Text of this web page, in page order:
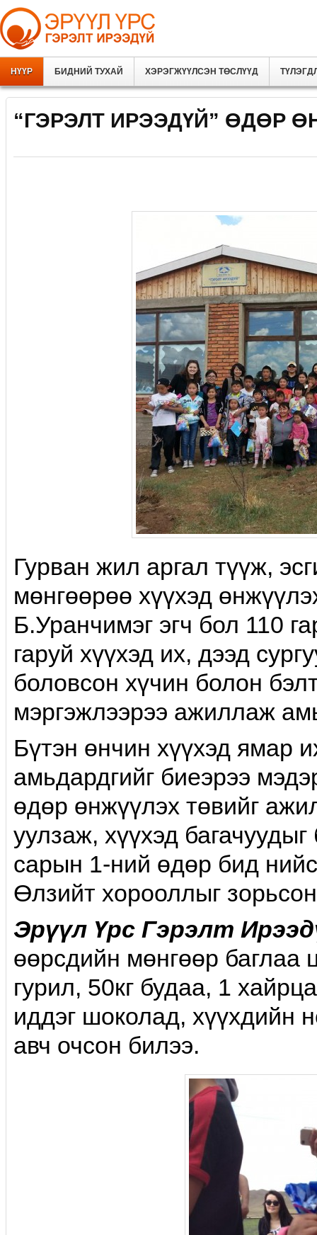
НҮҮР БИДНИЙ ТУХАЙ ХЭРЭГЖҮҮЛСЭН ТӨСЛҮҮД
“ГЭРЭЛТ ИРЭЭДҮЙ” ӨДӨР
Гурван жил аргал түүж,
мөн­гөө­рөө xүүхэд
Б.Уранчимэг эгч бол 110
га­руй хүүхэд их, дээд
боловсон хүчин болон
мэргэжлээрээ ажиллаж
Бүтэн өнчин хүүхэд ямар
амьдардгийг биеэрээ
өдөр өнжүүлэх төвийг
уулзаж, хүүхэд
сарын 1-ний өдөр бид
Өлзийт хороол­лыг
Эрүүл Үрс Гэрэлт
өөрсдийн мөнгөөр баглаа
гурил, 50кг будаа, 1
иддэг шоколад, хүүхдийн
авч очсон билээ.